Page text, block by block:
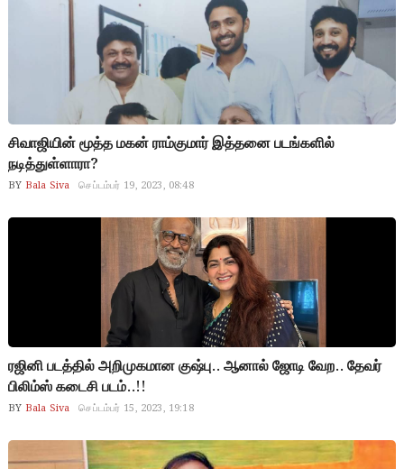
சிவாஜியின் மூத்த மகன் ராம்குமார் இத்தனை படங்களில்
நடித்துள்ளாரா?
BY Bala Siva செப்டம்பர் 19, 2023, 08:48
ரஜினி படத்தில் அறிமுகமான குஷ்பு.. ஆனால் ஜோடி வேற.. தேவர்
பிலிம்ஸ் கடைசி படம்..!!
BY Bala Siva செப்டம்பர் 15, 2023, 19:18